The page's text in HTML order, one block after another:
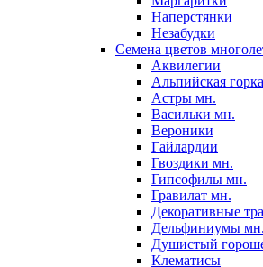
Наперстянки
Незабудки
Семена цветов
Аквилегии
Альпийская горка
Астры мн.
Васильки мн.
Вероники
Гайлардии
Гвоздики мн.
Гипсофилы мн.
Гравилат мн.
Декоративные
Дельфиниумы мн.
Душистый
Клематисы